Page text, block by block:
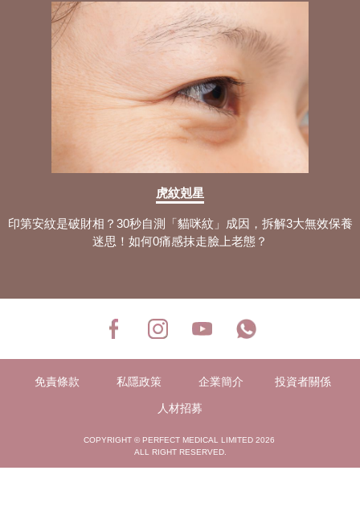
虎紋剋星
印第安紋是破財相？30秒自測「貓咪紋」成因，拆解3大無效保養
迷思！如何0痛感抹走臉上老態？
免責條款 私隱政策 企業簡介 投資者關係
人材招募
COPYRIGHT © PERFECT MEDICAL LIMITED 2026
ALL RIGHT RESERVED.